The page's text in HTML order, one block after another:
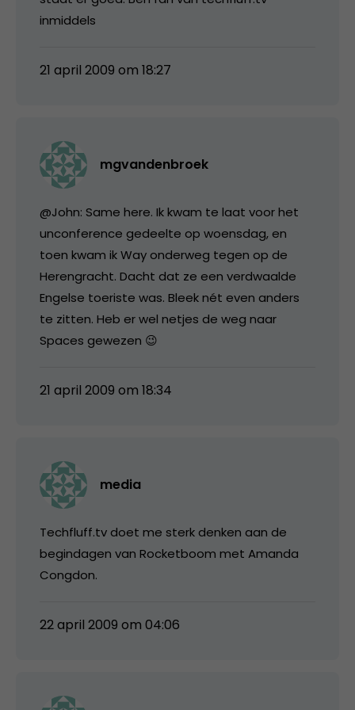
inmiddels
21 april 2009 om 18:27
mgvandenbroek
@John: Same here. Ik kwam te laat voor het
unconference gedeelte op woensdag, en
toen kwam ik Way onderweg tegen op de
Herengracht. Dacht dat ze een verdwaalde
Engelse toeriste was. Bleek nét even anders
te zitten. Heb er wel netjes de weg naar
Spaces gewezen 😉
21 april 2009 om 18:34
media
Techfluff.tv doet me sterk denken aan de
begindagen van Rocketboom met Amanda
Congdon.
22 april 2009 om 04:06